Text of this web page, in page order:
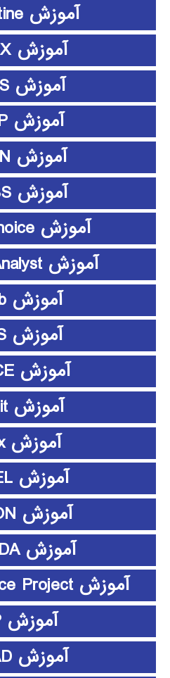
آموزش clementine
آموزش CPLEX
آموزش EDIUS
آموزش EMTP
آموزش ePLAN
آموزش ETABS
آموزش expert choice
آموزش Frontier Analyst
آموزش github
آموزش HFSS
آموزش HSPICE
آموزش L-Edit
آموزش Latex
آموزش LISREL
آموزش LUMION
آموزش MAXQDA
آموزش Microsoft Office Project
آموزش PHP
آموزش PSCAD